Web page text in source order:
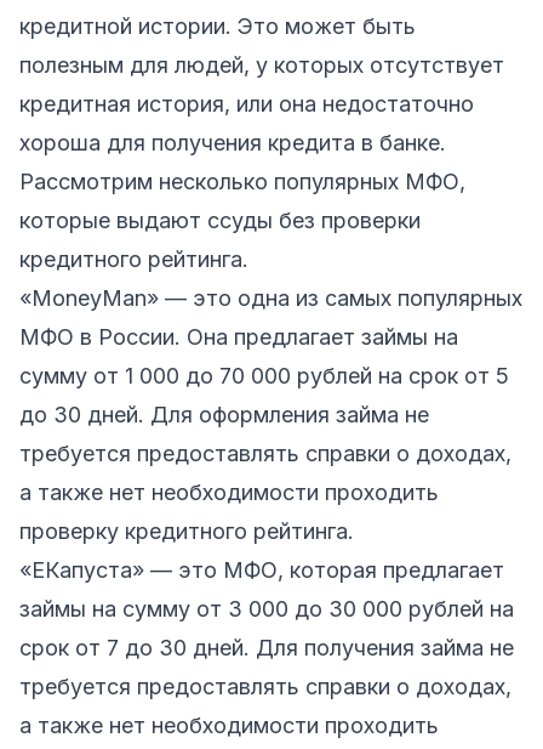
кредитной истории. Это может быть
полезным для людей, у которых отсутствует
кредитная история, или она недостаточно
хороша для получения кредита в банке.
Рассмотрим несколько популярных МФО,
которые выдают ссуды без проверки
кредитного рейтинга.
«MoneyMan» — это одна из самых популярных
МФО в России. Она предлагает займы на
сумму от 1 000 до 70 000 рублей на срок от 5
до 30 дней. Для оформления займа не
требуется предоставлять справки о доходах,
а также нет необходимости проходить
проверку кредитного рейтинга.
«ЕКапуста» — это МФО, которая предлагает
займы на сумму от 3 000 до 30 000 рублей на
срок от 7 до 30 дней. Для получения займа не
требуется предоставлять справки о доходах,
а также нет необходимости проходить